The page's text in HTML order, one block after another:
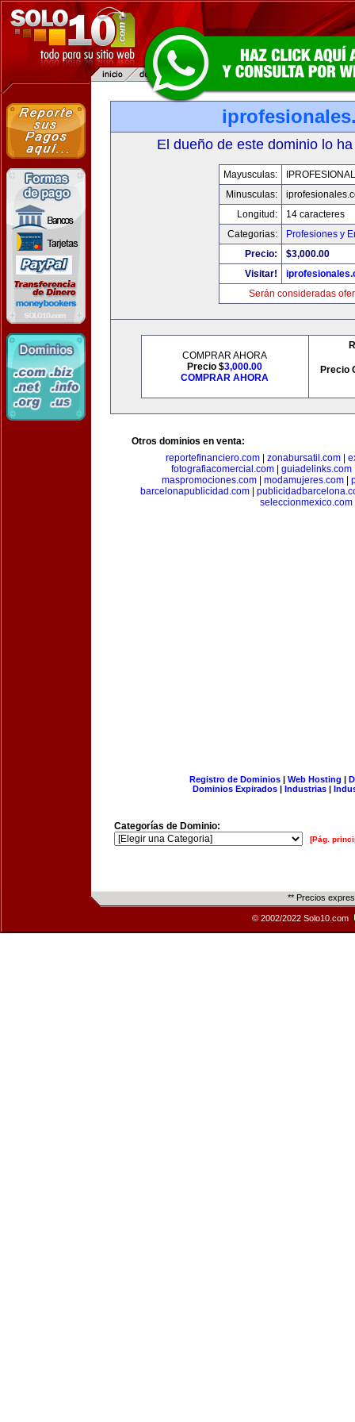
El dueño de este dominio lo
Mayusculas:
Minusculas:
Longitud:
14 caracteres
Categorias:
Profesiones y
Precio:
$3,000.00
Visitar!
Serán consideradas
COMPRAR AHORA
Precio $3,000.00
COMPRAR AHORA
Precio
Otros dominios en venta:
reportefinanciero.com| zonabursatil.com|
fotografiacomercial.com
guiadelinks.com
maspromociones.com
modamujeres.com
barcelonapublicidad.com|
seleccionmexico.com
Registro de Dominios| Web Hosting |
Dominios Expirados | Industrias |
Categorías de Dominio:
[Pág.
** Precios
© 2002/2022 Solo10.com